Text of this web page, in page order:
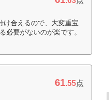
け合えるので、大変重宝
必要がないのが楽です。
61.55点